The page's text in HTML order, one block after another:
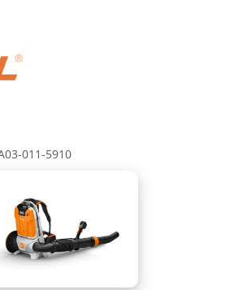
011-5910